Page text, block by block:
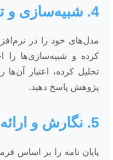
4. شبیه‌سازی و تحلیل نتایج
مدل‌های خود را در
کرده و شبیه‌سازی‌ها را
تحلیل کرده، اعتبار
پژوهش پاسخ دهید.
5. نگارش و ارائه دفاعیه
پایان نامه را بر اساس